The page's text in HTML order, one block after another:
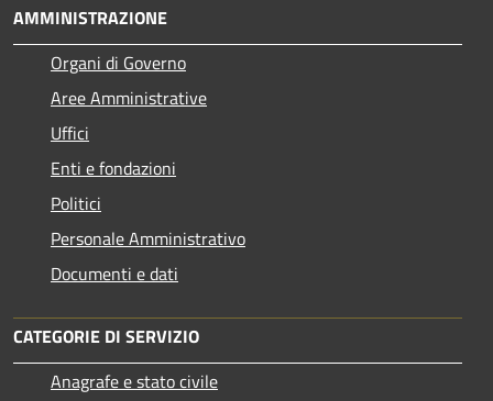
AMMINISTRAZIONE
Organi di Governo
Aree Amministrative
Uffici
Enti e fondazioni
Politici
Personale Amministrativo
Documenti e dati
CATEGORIE DI SERVIZIO
Anagrafe e stato civile